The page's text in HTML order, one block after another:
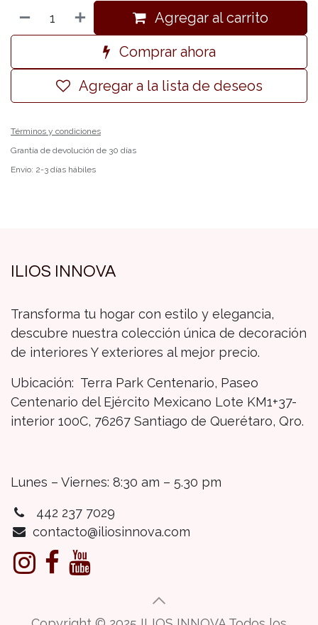
Agregar al carrito
Comprar ahora
Agregar a la lista de deseos
Términos y condiciones
Grantía de devolución de 30 días
Envío: 2-3 días hábiles
ILIOS INNOVA
Transforma tu hogar con estilo y elegancia,
descubre nuestra colección única de decoración
de interiores Y exteriores al mejor precio.
Ubicación: Terra Park Centenario, Paseo
Centenario del Ejército Mexicano Lote KM1+37-
interior 100C, 76267 Santiago de Querétaro, Qro.
Lunes – Viernes: 8:30 am – 5.30 pm
442 237 7029
contacto@iliosinnova.com